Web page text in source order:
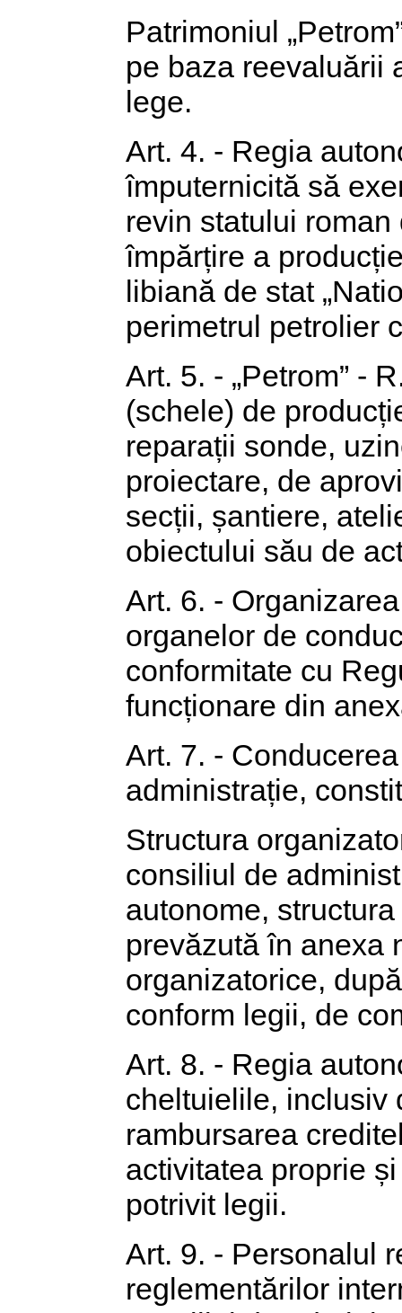
Patrimoniul
pe baza reevaluării
lege.
Art. 4. - Regia
împuternicită să
revin statului
împărțire a
libiană de stat
perimetrul petrolier
Art. 5. - „Petrom” -
(schele) de
reparații sonde,
proiectare, de
secții, șantiere,
obiectului său de
Art. 6. -
organelor de
conformitate cu
funcționare din
Art. 7. -
administrație,
Structura
consiliul de
autonome,
prevăzută în anexa
organizatorice,
conform legii, de
Art. 8. - Regia
cheltuielile, inclusiv
rambursarea
activitatea proprie
potrivit legii.
Art. 9. - Personalul
reglementărilor